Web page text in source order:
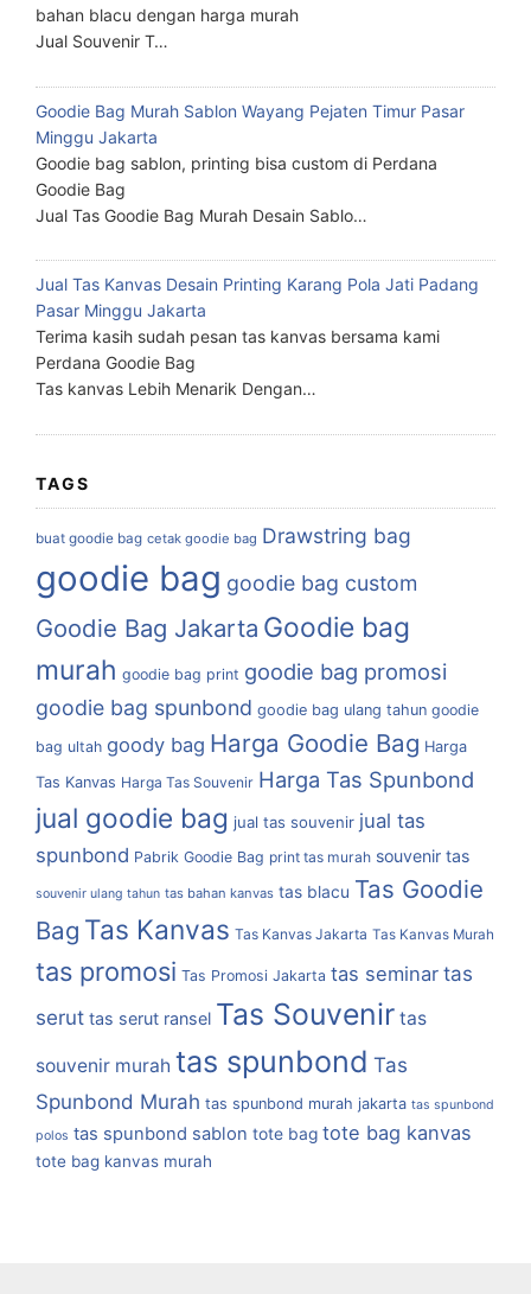
bahan blacu dengan harga murah
Jual Souvenir T…
Goodie Bag Murah Sablon Wayang Pejaten Timur Pasar
Minggu Jakarta
Goodie bag sablon, printing bisa custom di Perdana
Goodie Bag
Jual Tas Goodie Bag Murah Desain Sablo…
Jual Tas Kanvas Desain Printing Karang Pola Jati Padang
Pasar Minggu Jakarta
Terima kasih sudah pesan tas kanvas bersama kami
Perdana Goodie Bag
Tas kanvas Lebih Menarik Dengan…
TAGS
buat goodie bag cetak goodie bag Drawstring bag
goodie bag goodie bag custom
Goodie Bag Jakarta Goodie bag
murah goodie bag print goodie bag promosi
goodie bag spunbond goodie bag ulang tahun goodie
bag ultah goody bag Harga Goodie Bag Harga
Tas Kanvas Harga Tas Souvenir Harga Tas Spunbond
jual goodie bag jual tas souvenir jual tas
spunbond Pabrik Goodie Bag print tas murah souvenir tas
souvenir ulang tahun tas bahan kanvas tas blacu Tas Goodie
Bag Tas Kanvas Tas Kanvas Jakarta Tas Kanvas Murah
tas promosi Tas Promosi Jakarta tas seminar tas
serut tas serut ransel Tas Souvenir tas
souvenir murah tas spunbond Tas
Spunbond Murah tas spunbond murah jakarta tas spunbond
polos tas spunbond sablon tote bag tote bag kanvas
tote bag kanvas murah